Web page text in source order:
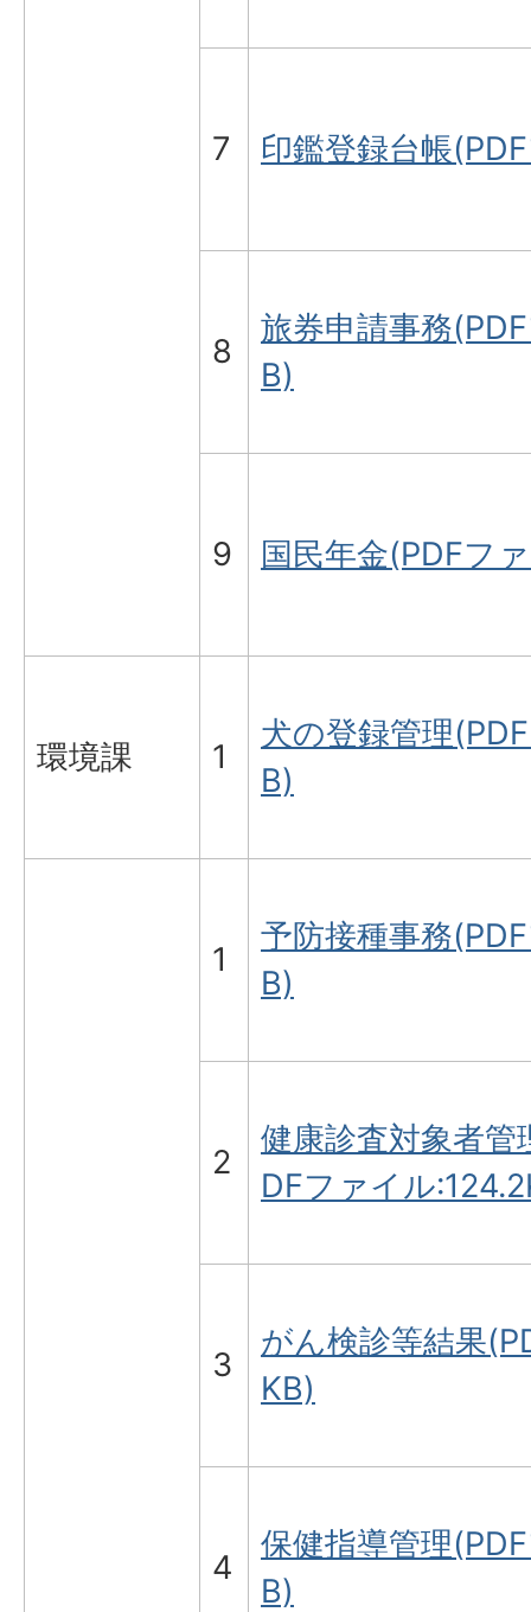
7 印鑑登録台帳
8
旅券申請事務
B)
9 国民年金(PDFフ
環境課 1
犬の登録管理
B)
1
予防接種事務
B)
2
健康診査対象者
DFファイル
3
がん検診等結果
KB)
4
保健指導管理
B)